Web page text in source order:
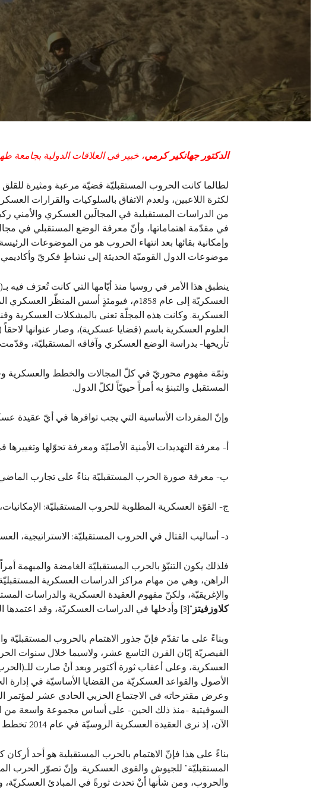
الدكتور جهانكير كرمي، خبير في العلاقات الدولية بجامعة
لطالما كانت الحروب المستقبليّة قضيّة مرعبة ومثيرة
لكثرة اللاعبين، ولعدم الاتفاق بالسلوكيات والقرارات
من الدراسات المستقبلية في المجالَين العسكري والأمني
في مقدّمة اهتماماتها، وأنّ معرفة الوضع المستقبلي في
وإمكانية بقائها بعد انتهاء الحروب هو من الموضوعات
موضوعات الدول القوميّة الحديثة إلى نشاطٍ فكريّ
ينطبق هذا الأمر في روسيا منذ أيّامها التي كانت تُعرَف
العسكريّة إلى عام 1858م، فيومئذٍ أسس
العلوم العسكرية باسم (قضايا عسكرية)، وصار عنوانها
تأريخها- بدراسة الوضع العسكري وآفاقه المستقبليّة،
وثمّة مفهوم محوريّ في كلّ المجالات والخطط والعسكرية
المستقبل والتبنؤ به أمراً حيويّاً لكلّ الدول.
وإنّ المفردات الأساسية التي يجب توافرها في أيّ عقيدة
أ- معرفة التهديدات الأمنية الأصليّة ومعرفة تحوّلها
ب- معرفة صورة الحرب المستقبليّة بناءً على تجارب الماضي،
ج- القوّة العسكرية المطلوبة للحروب المستقبليّة:
د- أساليب القتال في الحروب المستقبليّة: الاستراتيجية،
فلذلك يكون التنبّؤ بالحرب المستقبليّة الغامضة والمبهمة
الراهن، وهي من مهام مراكز الدراسات العسكرية
والإغريقيّة، ولكنّ مفهوم العقيدة العسكرية والدراسات
كلاوزفيتز“
[3] وأدخلها في الدراسات العسكريّة، وقد
وبناءً على ما تقدّم فإنّ جذور الاهتمام بالحروب المستقبليّة
العسكرية، وعلى أعقاب ثورة أكتوبر وبعد أنْ صارت
الأصول والقواعد العسكريّة من القضايا الأساسيّة في إدارة
الآن، إذ نرى العقيدة العسكرية الروسيّة في عام 2014 تخطط لحربٍ مستقبليّة مع حلف الناتو.
بناءً على هذا فإنّ الاهتمام بالحرب المستقبلية هو أحد
المستقبليّة” للجيوش والقوى العسكرية. وإنّ تصوّر الحرب
والحروب، ومن شأنها أنْ تحدث ثورةً في المبادئ العسكريّة،